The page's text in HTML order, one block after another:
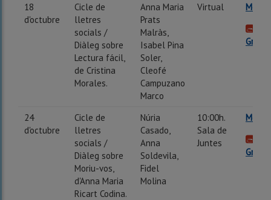
18
d'octubre
Cicle de
lletres
socials /
Diàleg sobre
Lectura fácil,
de Cristina
Morales.
Anna Maria
Prats
Malràs,
Isabel Pina
Soler,
Cleofé
Campuzano
Marco
Virtual Més
24
d'octubre
Cicle de
lletres
socials /
Diàleg sobre
Moriu-vos,
d'Anna Maria
Ricart Codina.
Núria
Casado,
Anna
Soldevila,
Fidel
Molina
10:00h.
Sala de
Juntes
Més